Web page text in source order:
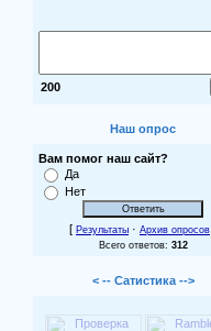
200
Наш опрос
Вам помог наш сайт?
Да
Нет
[ Результаты · Архив опросов
Всего ответов: 312
< -- Сатистика -->